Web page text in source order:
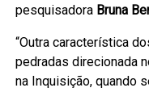
pesquisadora Bruna
“Outra característica
pedradas direcionada
na Inquisição, quando